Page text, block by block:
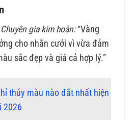
gia kim hoàn:“Vàng
cho nhẫn cưới vì vừa đảm
sắc đẹp và giá cả hợp lý.”
thúy màu nào đắt nhất hiện
2026